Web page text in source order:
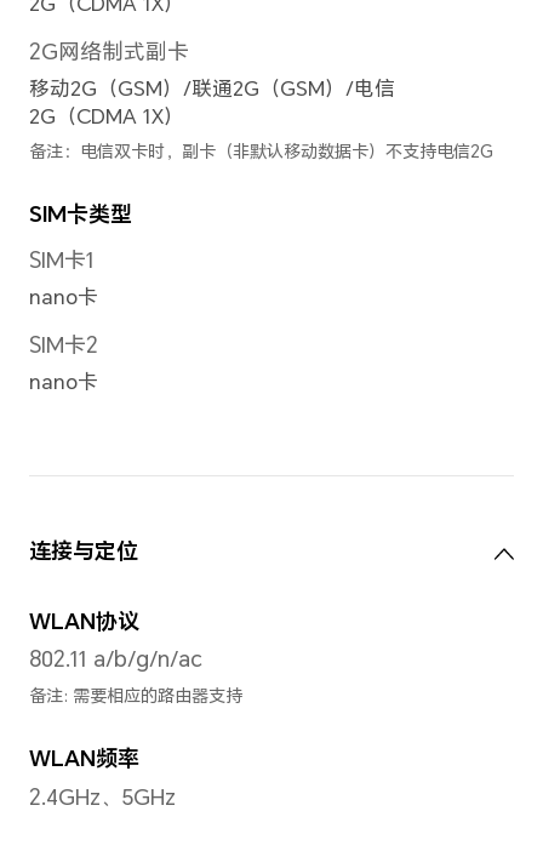
前置摄像头
前置摄像头
500万像素（f/2.2光圈）
最大可支持2592×1944像素
备注：不同拍照模式的照片像素可能
前置摄像头摄像分辨率
备注：不同拍摄模式的视频像素可能